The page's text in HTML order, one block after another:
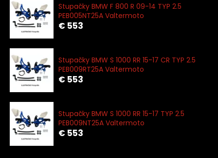
Stupačky BMW F 800 R 09-14 TYP 2.5
PEB005NT25A Valtermoto
€ 553
Stupačky BMW S 1000 RR 15-17 CR TYP 2.5
PEB009RT25A Valtermoto
€ 553
Stupačky BMW S 1000 RR 15-17 TYP 2.5
PEB009NT25A Valtermoto
€ 553